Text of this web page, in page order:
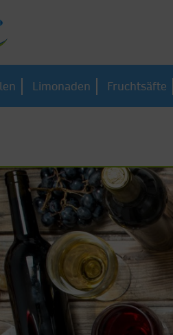
Limonaden Fruchtsäfte